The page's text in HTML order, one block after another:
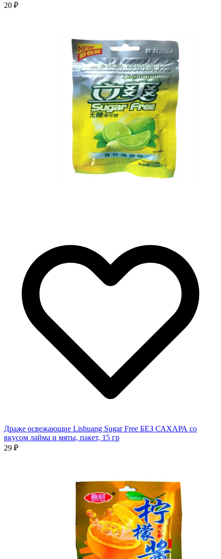
20 ₽
Драже освежающие Lishuang Sugar Free БЕЗ САХАРА со
вкусом лайма и мяты, пакет, 15 гр
29 ₽